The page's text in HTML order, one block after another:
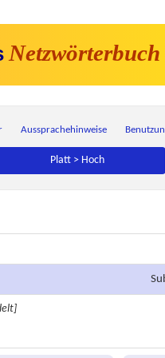
Netzwörterbuch
Aussprachehinweise
Platt > Hoch